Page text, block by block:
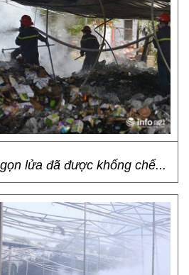
lửa đã được khống chế...